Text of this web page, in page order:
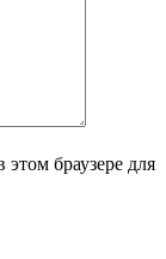
браузере для